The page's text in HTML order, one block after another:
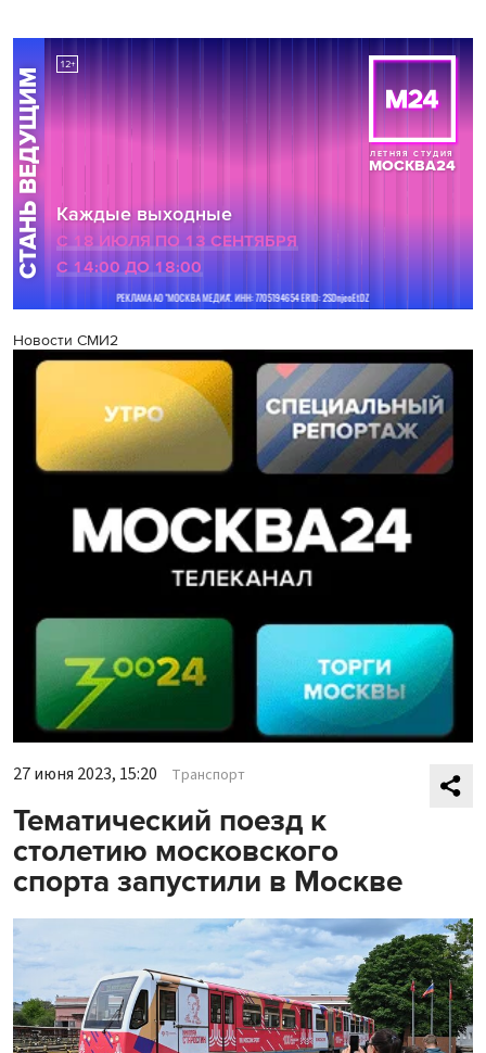
Новости СМИ2
27 июня 2023, 15:20 Транспорт
Тематический поезд к
столетию московского
спорта запустили в Москве